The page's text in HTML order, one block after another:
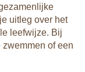
uitleg over het
leefwijze. Bij
of een